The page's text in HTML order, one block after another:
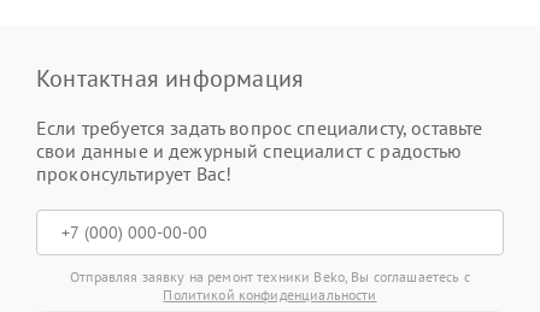
Контактная информация
Если требуется задать вопрос специалисту, оставьте
свои данные и дежурный специалист с радостью
проконсультирует Вас!
Отправляя заявку на ремонт техники Beko, Вы соглашаетесь с
Политикой конфиденциальности